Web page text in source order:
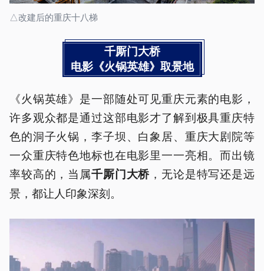
△改建后的重庆十八梯
千厮门大桥
电影《火锅英雄》取景地
《火锅英雄》是一部随处可见重庆元素的电影，
许多观众都是通过这部电影才了解到极具重庆特
色的洞子火锅，李子坝、白象居、重庆大剧院等
一众重庆特色地标也在电影里一一亮相。而出镜
率较高的，当属千厮门大桥 ，无论是特写还是远
景，都让人印象深刻。